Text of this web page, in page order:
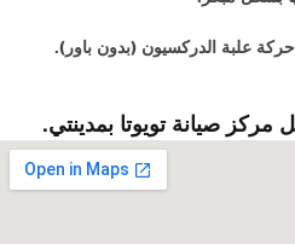
مركز صيانةتويوتابمدينتي.